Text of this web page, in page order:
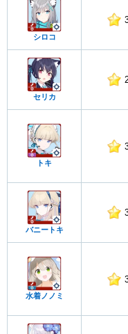
シロコ
セリカ
トキ
バニートキ
水着ノノミ